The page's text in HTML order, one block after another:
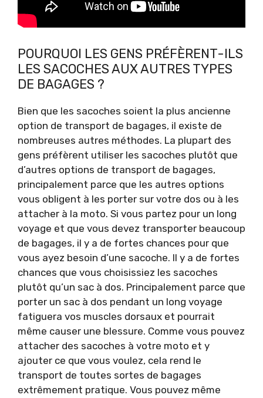
POURQUOI LES GENS PRÉFÈRENT-ILS
LES SACOCHES AUX AUTRES TYPES
DE BAGAGES ?
Bien que les sacoches soient la plus ancienne
option de transport de bagages, il existe de
nombreuses autres méthodes. La plupart des
gens préfèrent utiliser les sacoches plutôt que
d’autres options de transport de bagages,
principalement parce que les autres options
vous obligent à les porter sur votre dos ou à les
attacher à la moto. Si vous partez pour un long
voyage et que vous devez transporter beaucoup
de bagages, il y a de fortes chances pour que
vous ayez besoin d’une sacoche. Il y a de fortes
chances que vous choisissiez les sacoches
plutôt qu’un sac à dos. Principalement parce que
porter un sac à dos pendant un long voyage
fatiguera vos muscles dorsaux et pourrait
même causer une blessure. Comme vous pouvez
attacher des sacoches à votre moto et y
ajouter ce que vous voulez, cela rend le
transport de toutes sortes de bagages
extrêmement pratique. Vous pouvez même